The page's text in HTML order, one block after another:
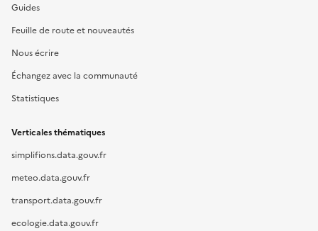
Guides
Feuille de route et nouveautés
Nous écrire
Échangez avec la communauté
Statistiques
Verticales thématiques
simplifions.data.gouv.fr
meteo.data.gouv.fr
transport.data.gouv.fr
ecologie.data.gouv.fr